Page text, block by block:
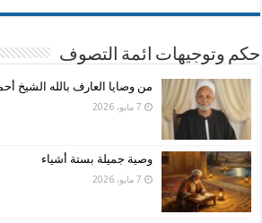
حكم وتوجيهات ائمة التصوف
من وصايا العارف بالله الشيخ
7 مايو، 2026
وصية جميلة بستة أشياء
7 مايو، 2026